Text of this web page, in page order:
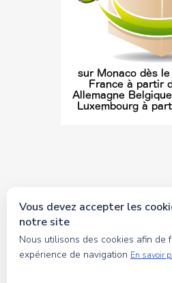
© 2026 tous droits réservés
oceanesoft.com
Vous devez accepter les
notre site
Nous utilisons des cookies afin de
expérience de navigation En savoir